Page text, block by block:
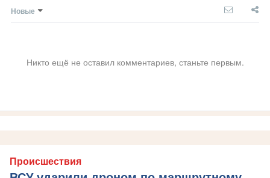
Новые
Никто ещё не оставил комментариев, станьте первым.
Происшествия